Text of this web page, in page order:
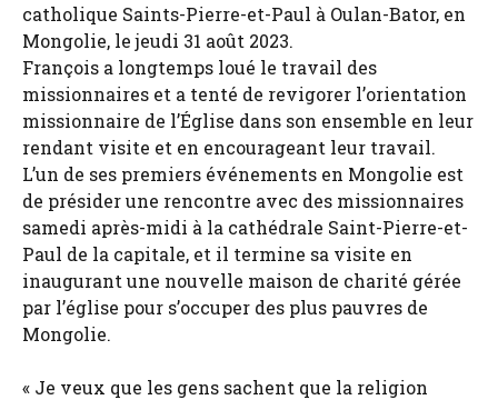
catholique Saints-Pierre-et-Paul à Oulan-Bator, en
Mongolie, le jeudi 31 août 2023.
François a longtemps loué le travail des
missionnaires et a tenté de revigorer l’orientation
missionnaire de l’Église dans son ensemble en leur
rendant visite et en encourageant leur travail.
L’un de ses premiers événements en Mongolie est
de présider une rencontre avec des missionnaires
samedi après-midi à la cathédrale Saint-Pierre-et-
Paul de la capitale, et il termine sa visite en
inaugurant une nouvelle maison de charité gérée
par l’église pour s’occuper des plus pauvres de
Mongolie.
« Je veux que les gens sachent que la religion